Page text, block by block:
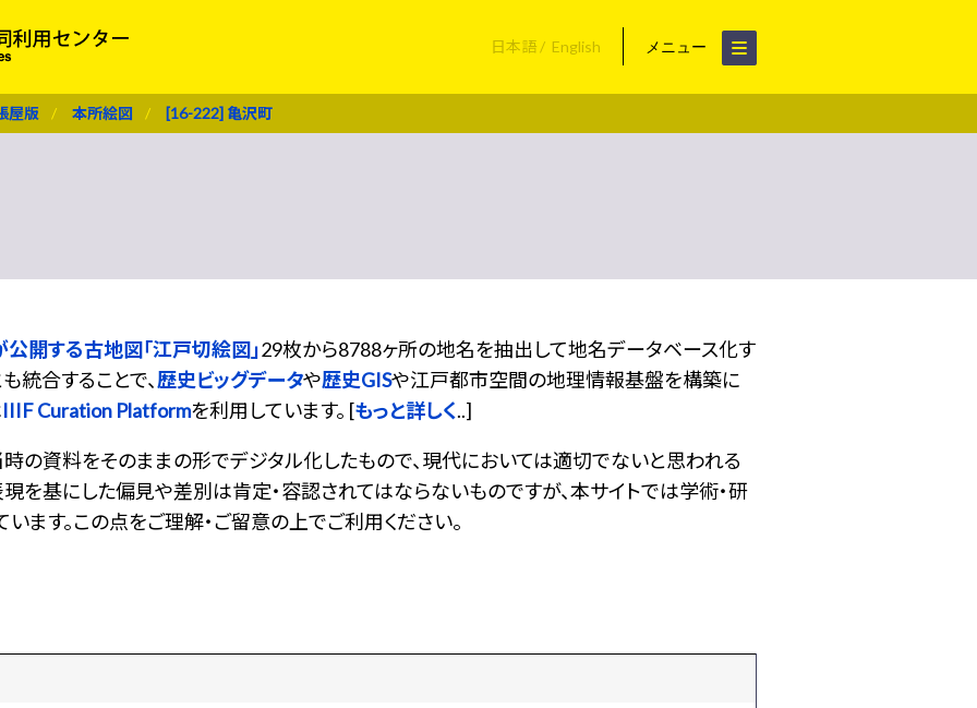
日本語 English メニュー
屋版 本所絵図 [16-222] 亀沢町
開する古地図「江戸切絵図」29枚から8788ヶ所の地名を抽出して地名データベース化す
統合することで、歴史ビッグデータや歴史GISや江戸都市空間の地理情報基盤を構築に
IIIF Curation Platformを利用しています。 [もっと詳しく..]
の資料をそのままの形でデジタル化したもので、現代においては適切でないと思われる
を基にした偏見や差別は肯定・容認されてはならないものですが、本サイトでは学術・研
ます。この点をご理解・ご留意の上でご利用ください。